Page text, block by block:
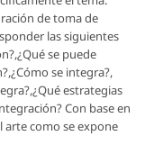
de toma de
las siguientes
se puede
se integra?,
estrategias
Con base en
arte como se expone